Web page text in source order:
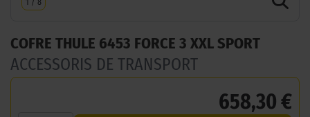
COFRE THULE 6453 FORCE 3 XXL SPORT
ACCESSORIS DE TRANSPORT
658,30 €